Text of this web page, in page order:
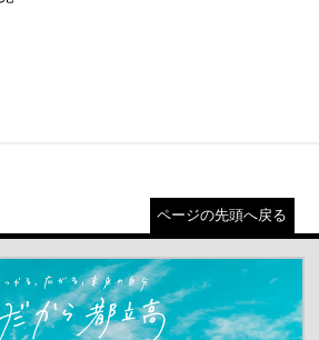
ページの先頭へ戻る
インドウが開きます）